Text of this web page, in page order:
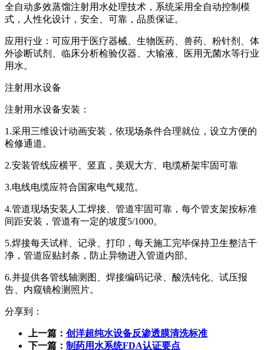
全自动多效蒸馏注射用水处理技术，系统采用全自动控制模
式，人性化设计，安全、可靠，品质保证。
应用行业：可应用于医疗器械、生物医药、兽药、粉针剂、体
外诊断试剂、临床分析检验仪器、大输液、医用无菌水等行业
用水。
注射用水设备
注射用水设备安装：
1.采用三维设计动画安装，依现场条件合理就位，设立方便的
检修通道。
2.安装管线应横平、竖直，美观大方、电缆桥架牢固可靠
3.电线电缆应符合国家电气规范。
4.管道现场安装人工焊接、管道牢固可靠，每个管支架按标准
间距安装，管道有一定的坡度5/1000。
5.焊接每天试样、记录、打印，每天施工完毕保持卫生整洁干
净，管道应贴封条，防止异物进入管道内部。
6.并提供各管线轴测图、焊接编码记录、酸洗钝化、试压报
告、内窥镜检测照片。
分享到：
上一篇： 创洋超纯水设备反渗透膜清洗标准
下一篇： 制药用水系统FDA认证要点